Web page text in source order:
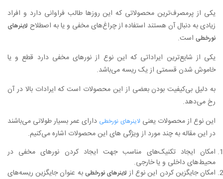
یکی از پرمصرف‌ترین محصولاتی که این روزها طالب فراوانی دارد و افراد
زیادی به دنبال آن هستند استفاده از چراغ‌های مخفی و یا به اصطلاح لاینرهای
نورخطی است.
یکی از شایع‌ترین ایراداتی که این نوع از نورهای مخفی دارد قطع و یا
خاموش شدن قسمتی از یک ریسه می‌باشد.
به دلیل بی‌کیفیت بودن بعضی از این محصولات است که ایرادات بالا در آن
رخ می‌دهد.
این نوع از محصولات یعنی لاینرهای نورخطی دارای عمر بسیار طولانی می‌باشند
در این مقاله به چند مورد از ویژگی های این محصولات اشاره می‌کنیم.
امکان ایجاد تکنیک‌های مناسب جهت ایجاد کردن نورهای مخفی در
محیط‌های داخلی و یا خارجی.
امکان جایگزین کردن این نوع از لاینرهای نورخطی به عنوان جایگزین ریسه‌های